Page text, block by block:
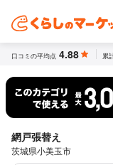
口コミの平均点 4.88 累
網戸張替え
茨城県小美玉市